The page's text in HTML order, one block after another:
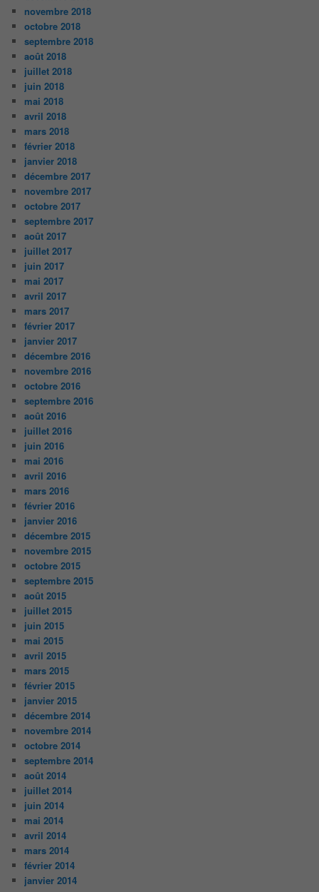
novembre 2018
octobre 2018
septembre 2018
août 2018
juillet 2018
juin 2018
mai 2018
avril 2018
mars 2018
février 2018
janvier 2018
décembre 2017
novembre 2017
octobre 2017
septembre 2017
août 2017
juillet 2017
juin 2017
mai 2017
avril 2017
mars 2017
février 2017
janvier 2017
décembre 2016
novembre 2016
octobre 2016
septembre 2016
août 2016
juillet 2016
juin 2016
mai 2016
avril 2016
mars 2016
février 2016
janvier 2016
décembre 2015
novembre 2015
octobre 2015
septembre 2015
août 2015
juillet 2015
juin 2015
mai 2015
avril 2015
mars 2015
février 2015
janvier 2015
décembre 2014
novembre 2014
octobre 2014
septembre 2014
août 2014
juillet 2014
juin 2014
mai 2014
avril 2014
mars 2014
février 2014
janvier 2014